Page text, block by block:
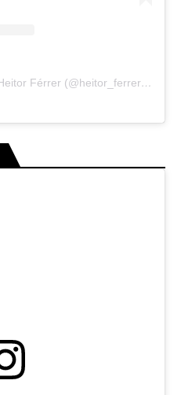
Um post compartilhado por Heitor Férrer (@heitor_ferrer77)